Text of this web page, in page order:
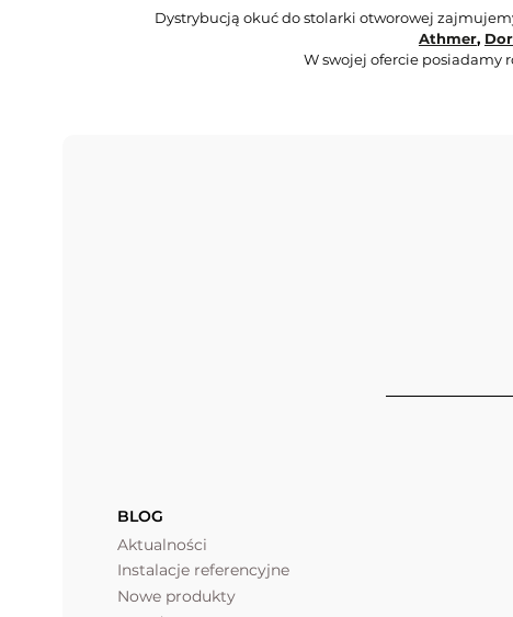
Dystrybucją okuć do stolarki otworowej
Athmer,
W swojej ofercie posiadamy
BLOG
Aktualności
Instalacje referencyjne
Nowe produkty